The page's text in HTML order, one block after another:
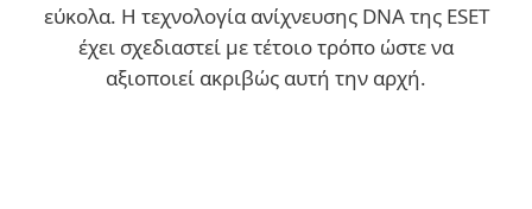
εύκολα. Η τεχνολογία ανίχνευσης DNA της ESET
έχει σχεδιαστεί με τέτοιο τρόπο ώστε να
αξιοποιεί ακριβώς αυτή την αρχή.